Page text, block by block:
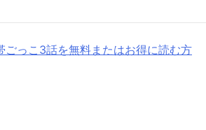
ごっこ3話を無料またはお得に読む方